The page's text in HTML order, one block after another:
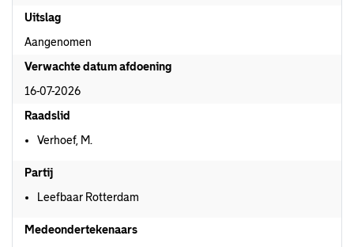
Uitslag
Aangenomen
Verwachte datum afdoening
16-07-2026
Raadslid
Verhoef, M.
Partij
Leefbaar Rotterdam
Medeondertekenaars